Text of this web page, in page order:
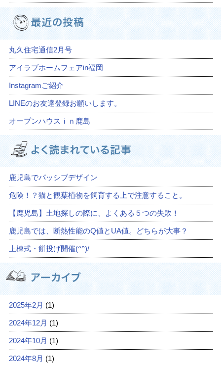
丸久住宅通信2月号
アイラブホームフェアin福岡
Instagramご紹介
LINEのお友達登録お願いします。
オープンハウスｉｎ鹿島
鹿児島でパッシブデザイン
危険！？猫と観葉植物を飼育する上で注意すること。
【鹿児島】土地探しの際に、よくある５つの失敗！
鹿児島では、断熱性能のQ値とUA値。どちらが大事？
上棟式・餅投げ開催(^^)/
2025年2月 (1)
2024年12月 (1)
2024年10月 (1)
2024年8月 (1)